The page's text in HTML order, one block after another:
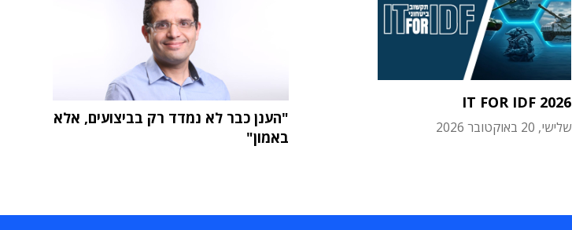
IT FOR IDF 2026
שלישי, 20 באוקטובר 2026
"הענן כבר לא נמדד רק בביצועים, אלא
באמון"